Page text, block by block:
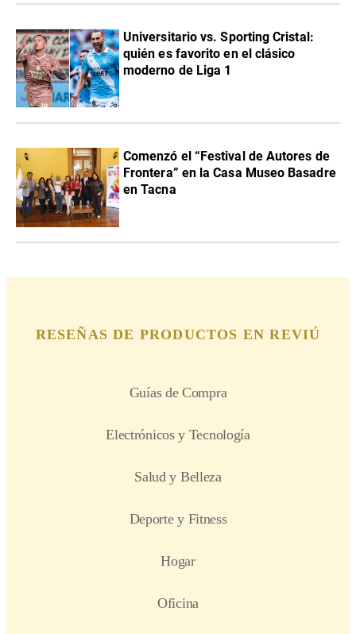
Universitario vs. Sporting Cristal:
quién es favorito en el clásico
moderno de Liga 1
Comenzó el “Festival de Autores de
Frontera” en la Casa Museo Basadre
en Tacna